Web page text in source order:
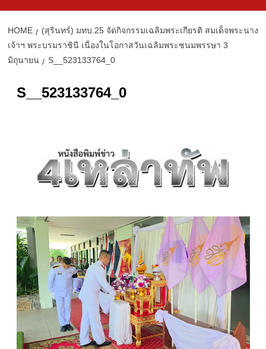
HOME
(สุรินทร์) มทบ.25 จัดกิจกรรมเฉลิมพระเกียรติ สมเด็จพระนาง
เจ้าฯ พระบรมราชินี เนื่องในโอกาสวันเฉลิมพระชนมพรรษา 3
มิถุนายน
S__523133764_0
S__523133764_0